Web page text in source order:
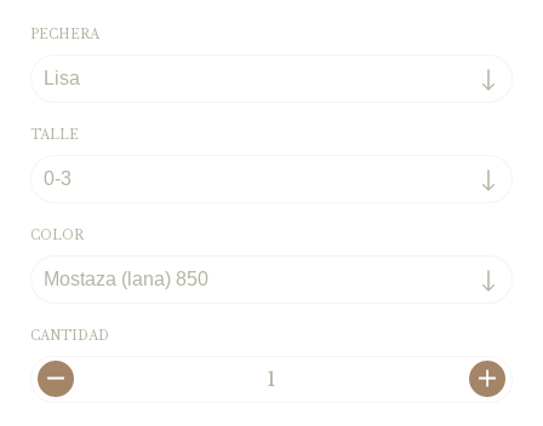
PECHERA
TALLE
COLOR
CANTIDAD